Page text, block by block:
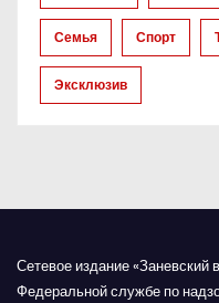
и
с
я
Семья Спорт
Эксклюзив
Сетевое издание «Заневский
Федеральной службе по